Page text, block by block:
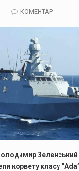
КОМЕНТАР
Зеленський
корвету класу